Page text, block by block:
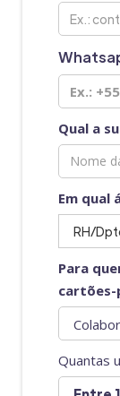
Qual a
Em qual
Para
cartões-
Quantas